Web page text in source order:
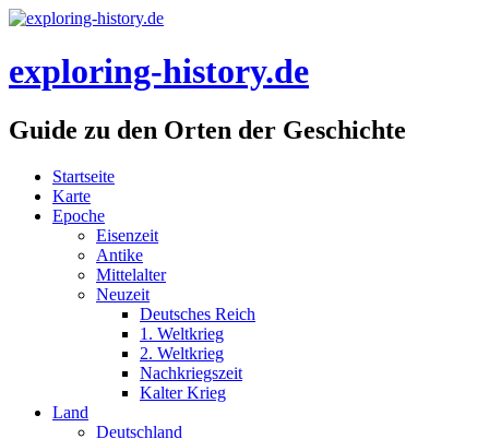
Skip
exploring-history.de
Guide zu den Orten der Geschichte
Startseite
Karte
Epoche
Eisenzeit
Antike
Mittelalter
Neuzeit
Deutsches Reich
1. Weltkrieg
2. Weltkrieg
Nachkriegszeit
Kalter Krieg
Land
Deutschland